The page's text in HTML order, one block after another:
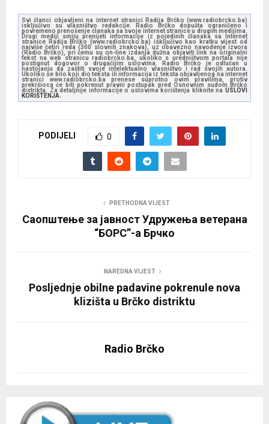
Svi članci objavljeni na internet stranici Radija Brčko (www.radiobrcko.ba)
isključivo su vlasništvo redakcije. Radio Brčko dopušta ograničeno i
povremeno prenošenje članaka sa svoje internet stranice u drugim medijima.
Drugi mediji smiju prenijeti informacije iz pojedinih članaka sa Internet
stranice Radija Brčko (www.radiobrcko.ba) isključivo kao kratku vijest od
najviše četiri reda (300 slovnih znakova), uz obavezno navođenje izvora
(Radio Brčko), pri čemu su on-line izdanja dužna objaviti link na originalni
tekst na web stranicu radiobrcko.ba, ukoliko s uredništvom portala nije
postignut dogovor o drugačijim uslovima. Radio Brčko je odlučan u
nastojanju da zaštiti svoje intelektualno vlasništvo i rad svojih autora.
Ukoliko se bilo koji dio teksta ili informacija iz teksta objavljenog na internet
stranici www.radiobrcko.ba prenese suprotno ovim pravilima, protiv
prekršioca će biti pokrenut pravni postupak pred Osnovnim sudom Brčko
distrikta. Za detaljnije informacije o uslovima korištenja kliknite na USLOVI
KORIŠTENJA.
PODIJELI 0
PRETHODNA VIJEST
Саопштење за јавност Удружења ветерана
“БОРС”-а Брчко
NAREDNA VIJEST
Posljednje obilne padavine pokrenule nova
klizišta u Brčko distriktu
Radio Brčko